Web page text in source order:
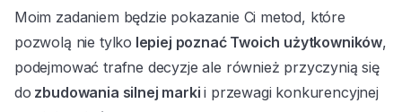
Moim zadaniem będzie pokazanie Ci metod, które
pozwolą nie tylko lepiej poznać Twoich użytkowników,
podejmować trafne decyzje ale również przyczynią się
do zbudowania silnej markii przewagi konkurencyjnej